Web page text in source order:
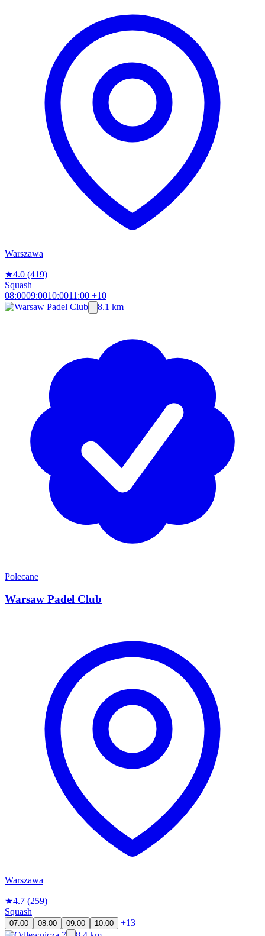
Warszawa
★4.0 (419)
Squash
08:0009:0010:0011:00 +10
8.1 km
Polecane
Warsaw Padel Club
Warszawa
★4.7 (259)
Squash
07:00 08:00 09:00 10:00
+13